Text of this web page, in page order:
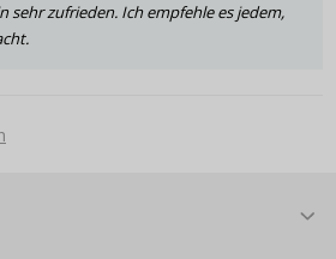
sehr zufrieden. Ich empfehle es jedem,